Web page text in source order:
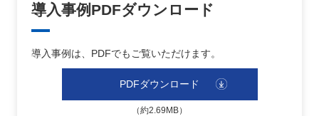
導入事例PDFダウンロード
導入事例は、PDFでもご覧いただけます。
PDFダウンロード
（約2.69MB）